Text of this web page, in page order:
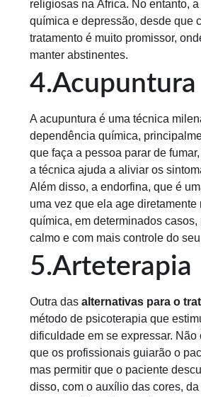
religiosas na África. No entanto,
química e depressão, desde que
tratamento é muito promissor,
manter abstinentes.
4.Acupuntura
A acupuntura é uma técnica
dependência química,
que faça a pessoa parar de
a técnica ajuda a aliviar os
Além disso, a endorfina, que é
uma vez que ela age
química, em determinados
calmo e com mais controle do
5.Arteterapia
Outra das alternativas para o
método de psicoterapia que
dificuldade em se expressar.
que os profissionais guiarão o
mas permitir que o paciente
disso, com o auxílio das cores,